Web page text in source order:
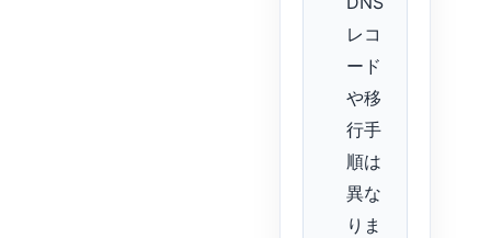
レコ
ード
や移
行手
順は
異な
りま